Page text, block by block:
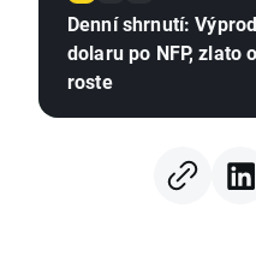
Denní shrnutí:
dolaru po NFP, zlato
roste